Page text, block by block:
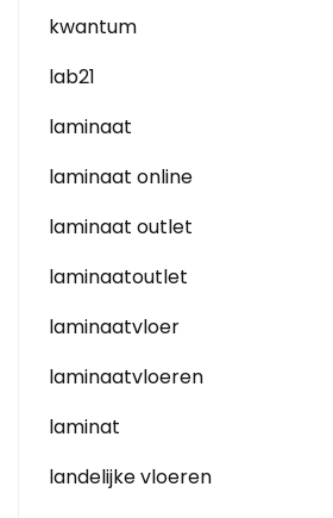
kwantum
lab21
laminaat
laminaat online
laminaat outlet
laminaatoutlet
laminaatvloer
laminaatvloeren
laminat
landelijke vloeren